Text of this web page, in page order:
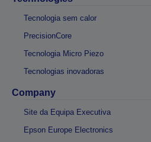
Tecnologia sem calor
PrecisionCore
Tecnologia Micro Piezo
Tecnologias inovadoras
Company
Site da Equipa Executiva
Epson Europe Electronics